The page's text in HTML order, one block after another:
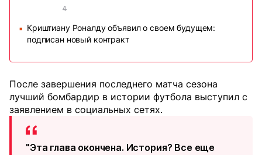
4
■
Криштиану Роналду объявил о своем будущем:
подписан новый контракт
После завершения последнего матча сезона
лучший бомбардир в истории футбола выступил с
заявлением в социальных сетях.
"Эта глава окончена. История? Все еще